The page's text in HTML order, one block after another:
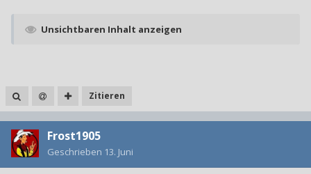
Unsichtbaren Inhalt anzeigen
Zitieren
Frost1905
Geschrieben 13. Juni